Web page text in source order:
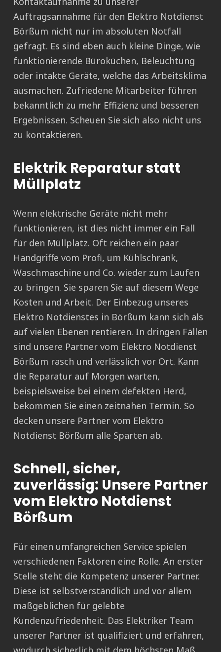
Auftragsannahme für den Elektro Notdienst
Börßum nicht nur im absoluten Notfall
gefragt. Es sind eben auch kleine Dinge, wie
funktionierende Büroküchen, Beleuchtung
oder intakte Geräte, welche das Arbeitsklima
ausmachen. Zufriedene Mitarbeiter führen
bekanntlich zu mehr Effizienz und besseren
Ergebnissen. Scheuen Sie sich also nicht uns
zu kontaktieren.
Elektrik Reparatur statt
Müllplatz
Wenn elektrische Geräte nicht mehr
funktionieren, ist dies nicht immer ein Fall
für den Müllplatz. Oft reichen ein paar
Handgriffe vom Profi, um Kühlschrank,
Waschmaschine und Co. wieder zum Laufen
zu bringen. Sie sparen Sie auf diesem Wege
Kosten und Arbeit. Der Einbezug unseres
Elektro Notdienstes in Börßum kann sich als
auf vielen Ebenen rentieren. In dringen Fällen
sind unsere Partner vom Elektro Notdienst
Börßum rasch und verlässlich vor Ort. Kann
die Reparatur auf Morgen warten,
beispielsweise bei einem defekten Herd,
bekommen Sie einen zeitnahen Termin. So
decken unsere Partner vom Elektro
Notdienst Börßum alle Sparten ab.
Schnell, sicher,
zuverlässig: Unsere Partner
vom Elektro Notdienst
Börßum
Für einen umfangreichen Service spielen
verschiedenen Faktoren eine Rolle. An erster
Stelle steht die Kompetenz unserer Partner.
Diese ist selbstverständlich und vor allem
maßgeblichen für gelebte
Kundenzufriedenheit. Das Elektriker Team
unserer Partner ist qualifiziert und erfahren,